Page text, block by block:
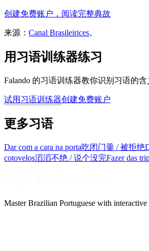
创建免费账户，阅读完整典故
来源： Canal Brasileirices。
用习语训练器练习
Falando 的习语训练器教你识别习语的
试用习语训练器创建免费账户
更多习语
Dar com a cara na porta吃闭门羹 / 被拒绝
cotovelos滔滔不绝 / 说个没完Fazer das
Master Brazilian Portuguese with